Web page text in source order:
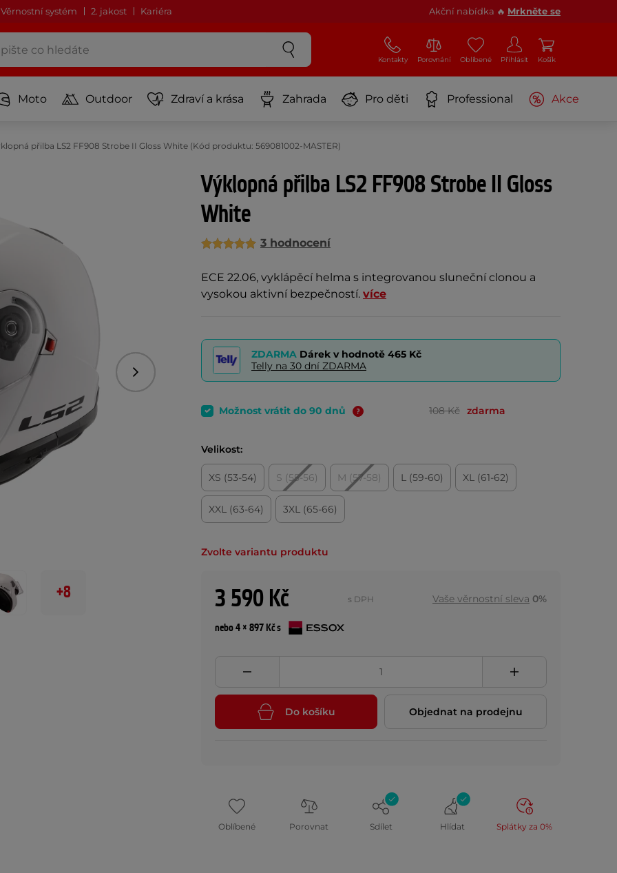
Věrnostní systém 2. jakost Kariéra Akční nabídka 🔥 Mrkněte se
Kontakty Porovnání Oblíbené Přihlásit Košík
Moto Outdoor Zdraví a krása Zahrada Pro děti Professional Akce
přilba LS2 FF908 Strobe II Gloss White (Kód produktu: 569081002-MASTER)
Výklopná přilba LS2 FF908 Strobe II Gloss
White
3 hodnocení
ECE 22.06, vyklápěcí helma s integrovanou sluneční clonou a
vysokou aktivní bezpečností. více
Následující
+8
ZDARMA Dárek v hodnotě 465 Kč
Telly na 30 dní ZDARMA
Možnost vrátit do 90 dnů 108 Kč zdarma
Velikost:
XS (53-54) S (55-56) M (57-58) L (59-60) XL (61-62)
XXL (63-64) 3XL (65-66)
Zvolte variantu produktu
3 590 Kč s DPH Vaše věrnostní sleva 0%
nebo 4 × 897 Kč s
Do košíku Objednat na prodejnu
Oblíbené Porovnat Sdílet Hlídat Splátky za 0%